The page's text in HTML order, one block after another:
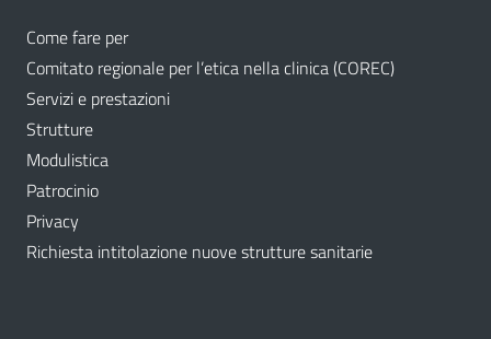
Come fare per
Comitato regionale per l’etica nella clinica (COREC)
Servizi e prestazioni
Strutture
Modulistica
Patrocinio
Privacy
Richiesta intitolazione nuove strutture sanitarie